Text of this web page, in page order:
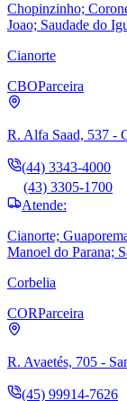
Chopinzinho;
Joao; Saudade do
Cianorte
CBOParceira
R. Alfa Saad, 537 -
(44) 3343-4000
(43) 3305-1700
Atende:
Cianorte;
Manoel do Parana;
Corbelia
CORParceira
R. Avaetés, 705 -
(45) 99914-7626